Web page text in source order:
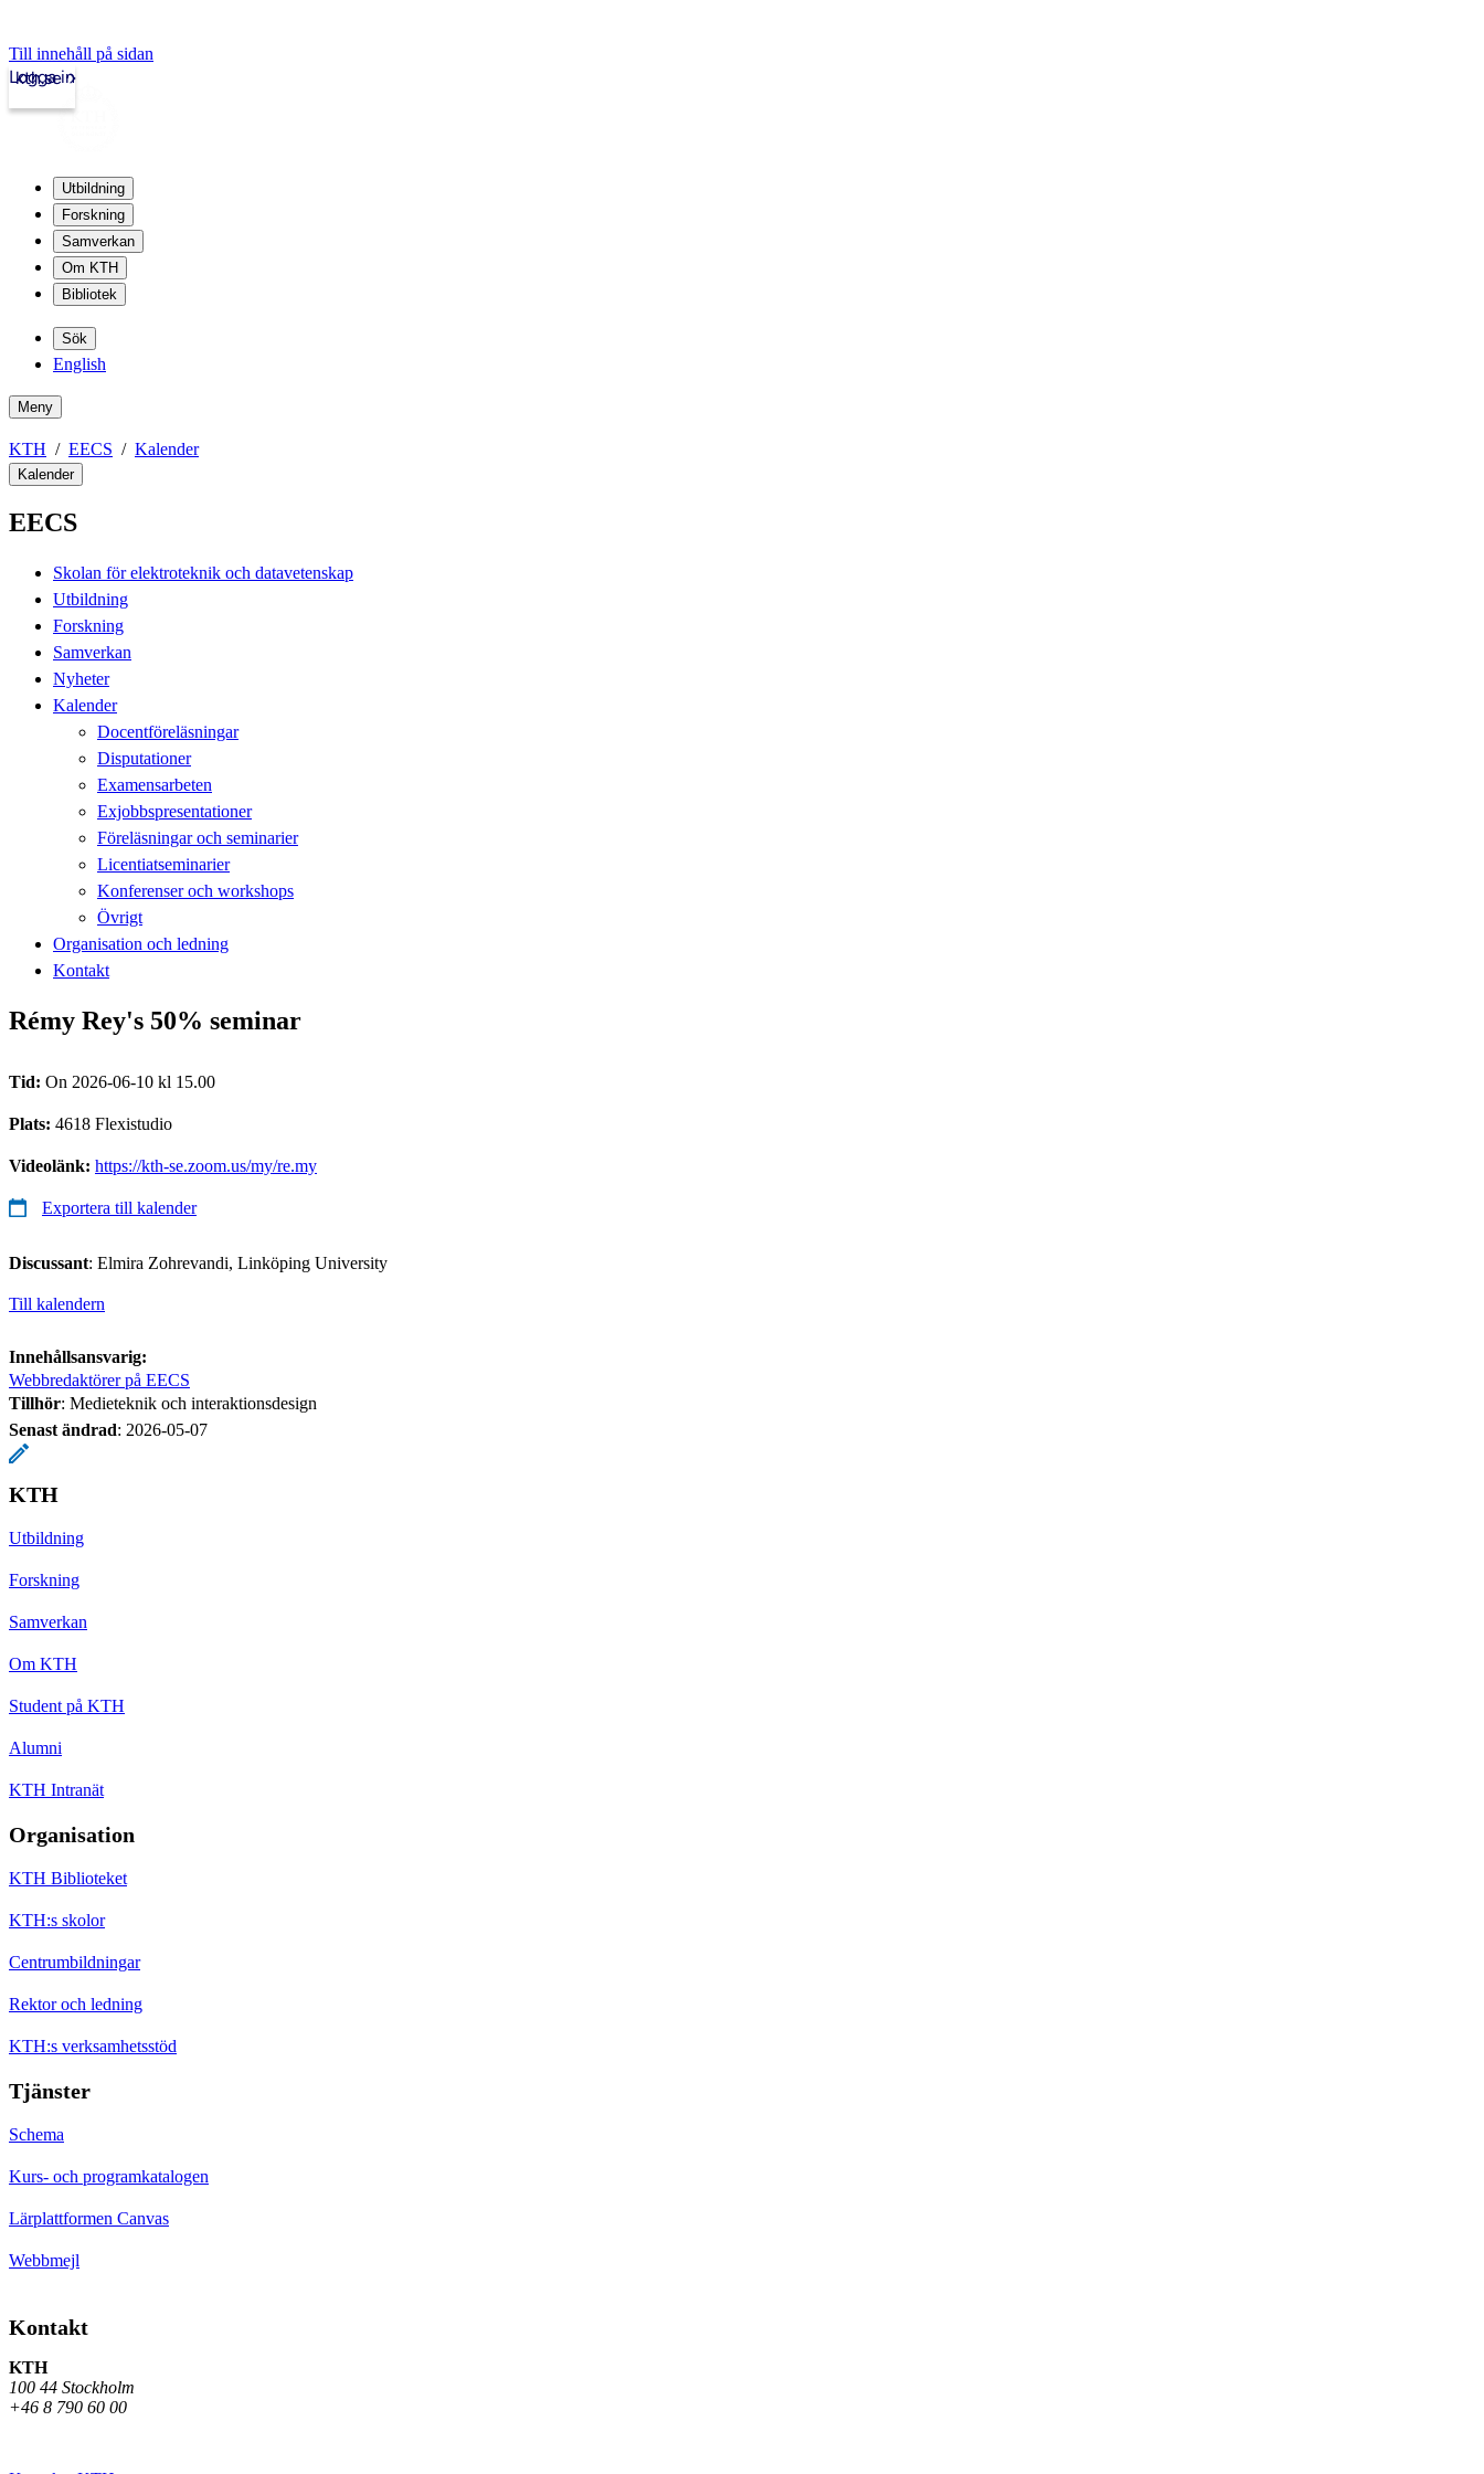
Till innehåll på sidan
kth.se
Logga in
Utbildning
Forskning
Samverkan
Om KTH
Bibliotek
Sök
English
Meny
KTH EECS Kalender
Kalender
EECS
Skolan för elektroteknik och datavetenskap
Utbildning
Forskning
Samverkan
Nyheter
Kalender
Docentföreläsningar
Disputationer
Examensarbeten
Exjobbspresentationer
Föreläsningar och seminarier
Licentiatseminarier
Konferenser och workshops
Övrigt
Organisation och ledning
Kontakt
Rémy Rey's 50% seminar
Tid: On 2026-06-10 kl 15.00
Plats: 4618 Flexistudio
Videolänk: https://kth-se.zoom.us/my/re.my
Exportera till kalender
Discussant: Elmira Zohrevandi, Linköping University
Till kalendern
Innehållsansvarig:
Webbredaktörer på EECS
Tillhör: Medieteknik och interaktionsdesign
Senast ändrad: 2026-05-07
KTH
Utbildning
Forskning
Samverkan
Om KTH
Student på KTH
Alumni
KTH Intranät
Organisation
KTH Biblioteket
KTH:s skolor
Centrumbildningar
Rektor och ledning
KTH:s verksamhetsstöd
Tjänster
Schema
Kurs- och programkatalogen
Lärplattformen Canvas
Webbmejl
Kontakt
KTH
100 44 Stockholm
+46 8 790 60 00